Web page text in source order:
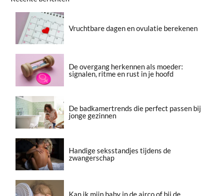
Vruchtbare dagen en ovulatie berekenen
De overgang herkennen als moeder:
signalen, ritme en rust in je hoofd
De badkamertrends die perfect passen bij
jonge gezinnen
Handige seksstandjes tijdens de
zwangerschap